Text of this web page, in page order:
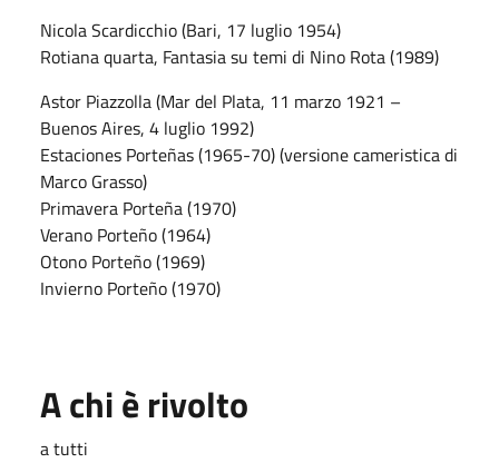
Nicola Scardicchio (Bari, 17 luglio 1954)
Rotiana quarta, Fantasia su temi di Nino Rota (1989)
Astor Piazzolla (Mar del Plata, 11 marzo 1921 –
Buenos Aires, 4 luglio 1992)
Estaciones Porteñas (1965-70) (versione cameristica di
Marco Grasso)
Primavera Porteña (1970)
Verano Porteño (1964)
Otono Porteño (1969)
Invierno Porteño (1970)
A chi è rivolto
a tutti